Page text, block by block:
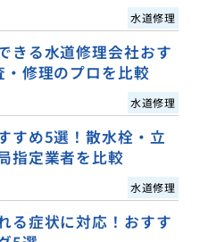
水道修理
きる水道修理会社おす
修理のプロを比較
水道修理
すめ5選！散水栓・立
指定業者を比較
水道修理
る症状に対応！おすす